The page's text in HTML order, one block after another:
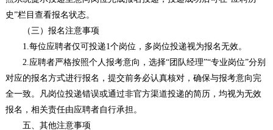
史”栏目查看报名状态。
（三）报名注意事项
1.每位应聘者仅可投递1个岗位，多岗位投递视为报名无效。
2.应聘者严格按照个人报考意向，选择“团队经理”“专业岗位”分别
对应的报名方式进行报名，提交前务必认真核对，确保与报考意向完
全一致。凡岗位投递错误或通过非官方渠道投递的简历，均视为无效
报名，相关责任由应聘者自行承担。
五、其他注意事项